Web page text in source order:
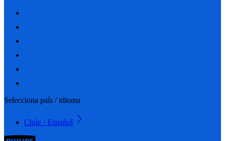
Selecciona país / idioma
Chile / Español